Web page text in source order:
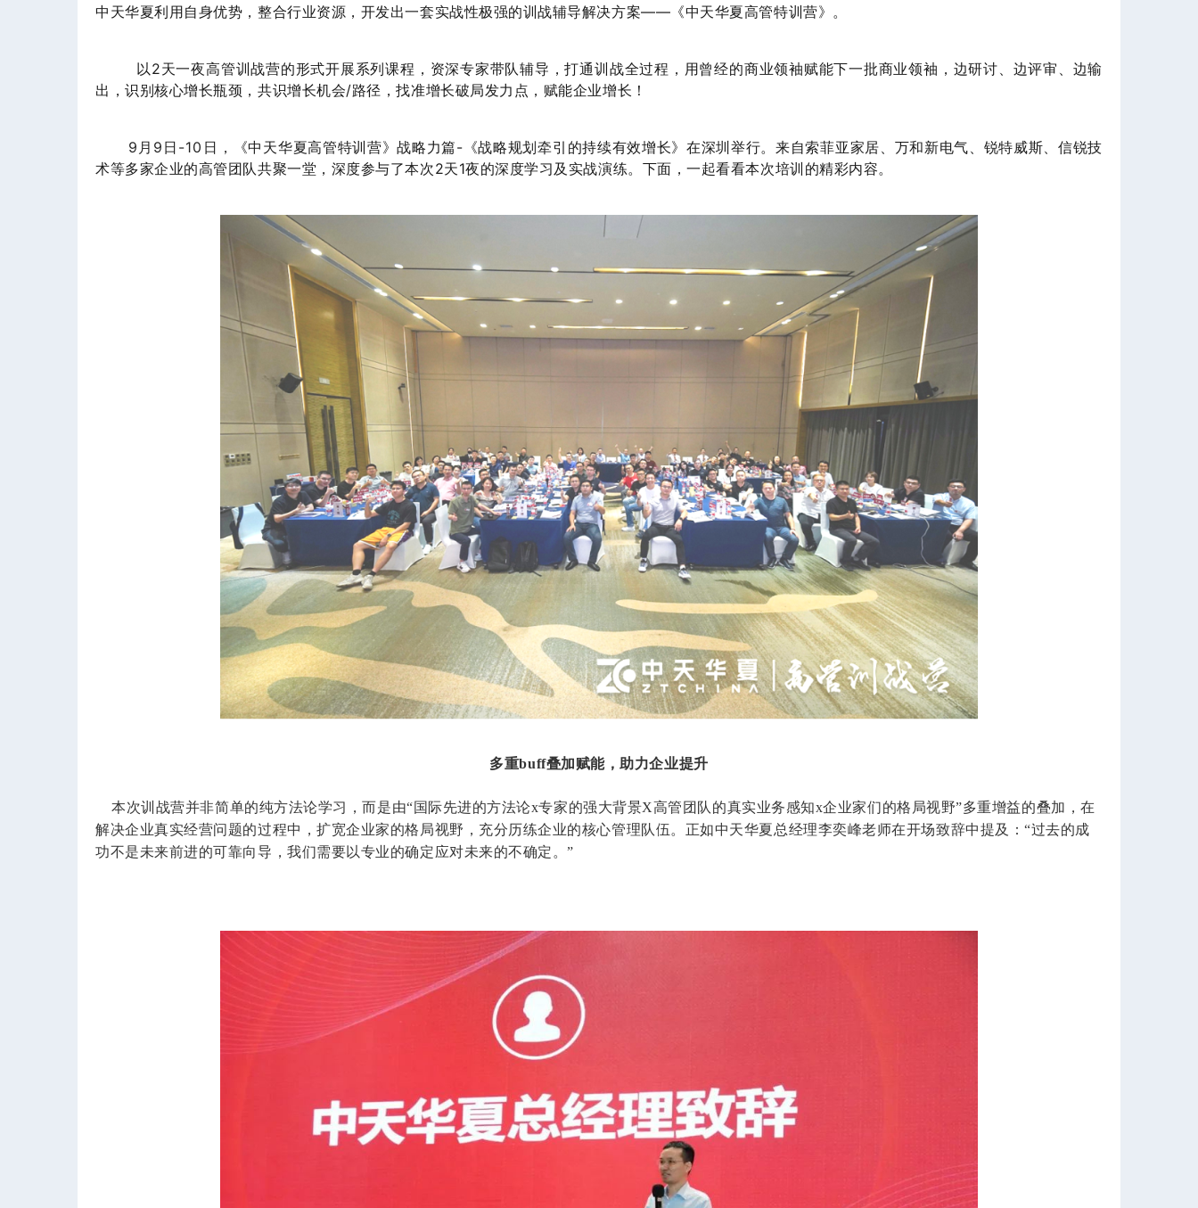
中天华夏利用自身优势，整合行业资源，开发出一套实战性极强的训战辅导解决方案——《中天华夏高管特训营》。
以2天一夜高管训战营的形式开展系列课程，资深专家带队辅导，打通训战全过程，用曾经的商业领袖赋能下一批商业领袖，边研讨、边评审、边输
出，识别核心增长瓶颈，共识增长机会/路径，找准增长破局发力点，赋能企业增长！
9月9日-10日，
《中天华夏高管特训营》战略力篇-《战略规划牵引的持续有效增长》在深圳举行。来自索菲亚家居、万和新电气、锐特威斯、信锐技
术等多家企业的高管团队共聚一堂，深度参与了本次2天1夜的深度学习及实战演练。下面，一起看看本次培训的精彩内容。
多重buff叠加赋能，助力企业提升
本次训战营并非简单的纯方法论学习，而是由“国际先进的方法论x专家的强大背景X高管团队的真实业务感知x企业家们的格局视野”多重增益的叠加，在
解决企业真实经营问题的过程中，扩宽企业家的格局视野，充分历练企业的核心管理队伍。正如中天华夏总经理李奕峰老师在开场致辞中提及：“过去的成
功不是未来前进的可靠向导，我们需要以专业的确定应对未来的不确定。”